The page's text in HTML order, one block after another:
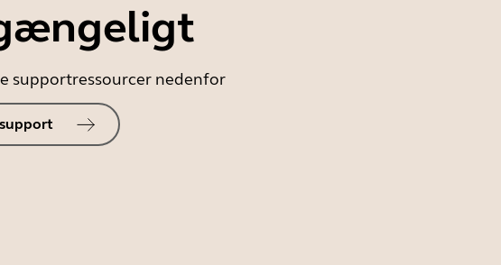
supportressourcer nedenfor